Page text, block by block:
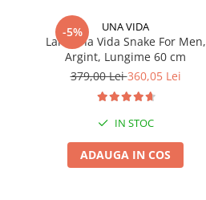
-5% UNA VIDA
Lant Una Vida Snake For Men,
Argint, Lungime 60 cm
379,00 Lei360,05 Lei
IN STOC
ADAUGA IN COS